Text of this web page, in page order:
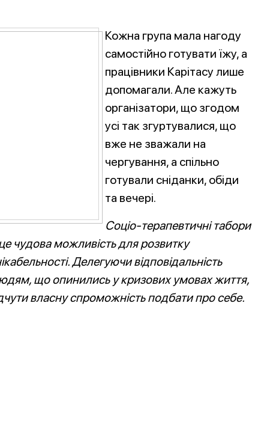
Кожна група мала нагоду
самостійно готувати їжу, а
працівники Карітасу лише
допомагали. Але кажуть
організатори, що згодом
усі так згуртувалися, що
вже не зважали на
чергування, а спільно
готували сніданки, обіди
та вечері.
Соціо-терапевтичні табори
чудова можливість для розвитку
Делегуючи відповідальність
що опинились у кризових умовах життя,
власну спроможність подбати про себе.